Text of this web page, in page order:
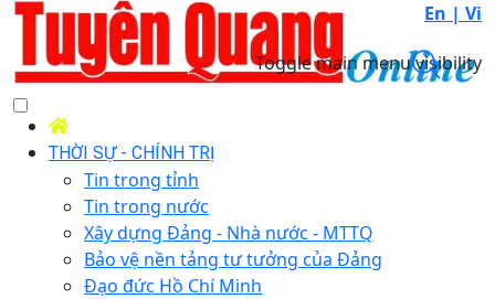
En | Vi
Toggle main menu visibility
THỜI SỰ - CHÍNH TRỊ
Tin trong tỉnh
Tin trong nước
Xây dựng Đảng - Nhà nước - MTTQ
Bảo vệ nền tảng tư tưởng của Đảng
Đạo đức Hồ Chí Minh